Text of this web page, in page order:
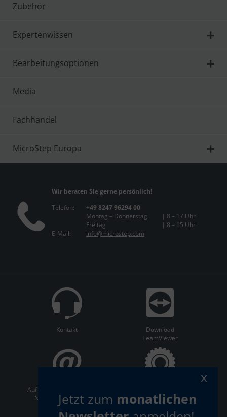
Zubehör
Expertenwissen
Bearbeitungsoptionen
Media
Fachhandel
MicroStep Europa
Wir beraten Sie gerne persönlich!
Telefon:
+49 8247 96294 00
Montag – Donnerstag
| 8 – 17 Uhr
Freitag
| 8 – 15 Uhr
E-Mail:
info@microstep.com
Kontakt
Download
TeamViewer
Auf dem Laufenden bleiben:
Newsletter abonnieren
Jetzt zum monatlichen
x